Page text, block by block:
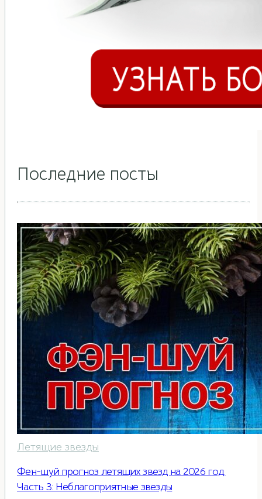
Последние посты
Летящие звезды
Фен-шуй прогноз летящих звезд на 2026 год.
Часть 3: Неблагоприятные звезды